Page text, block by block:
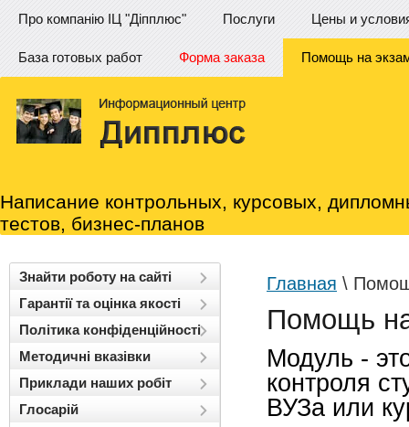
Про компанію ІЦ "Діпплюс" Послуги Цены и
База готовых работ Форма заказа Помощь на
Написание контрольных, курсовых,
тестов, бизнес-планов
Знайти роботу на сайті
Гарантії та оцінка якості
Політика конфіденційності
Методичні вказівки
Приклади наших робіт
Глосарій
Главная \
Помощь
Модуль -
контроля
ВУЗа или